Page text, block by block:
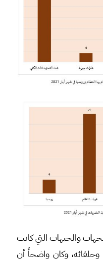
(3)، (4)، و(5) الجهات والجبهات التي كانت
وحلفائه، وكان واضحاً أن